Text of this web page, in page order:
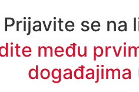
arhitekata u
Carstva . On je osmislio
na teritoriju Turske,
uzvisini. Okružena sa
Ulaz u džamiju je dopušten
cijeloj Turskoj.“ , rekla je za
Prijavite se na
među
događajima